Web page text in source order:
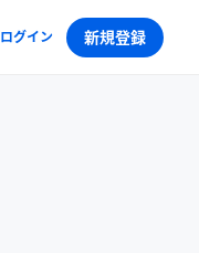
ログイン 新規登録